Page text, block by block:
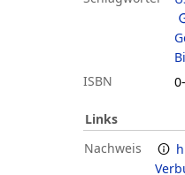
ISBN
Links
Nachweis